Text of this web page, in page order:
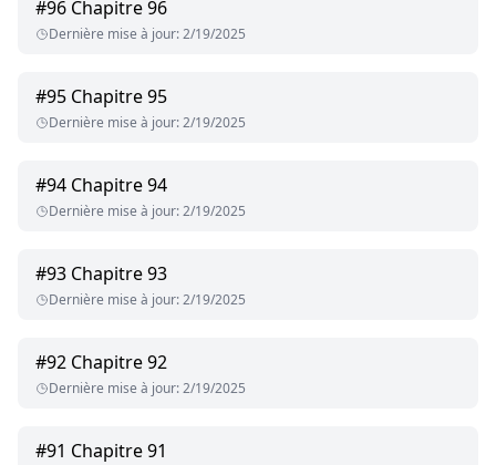
#96 Chapitre 96
Dernière mise à jour:2/19/2025
#95 Chapitre 95
Dernière mise à jour:2/19/2025
#94 Chapitre 94
Dernière mise à jour:2/19/2025
#93 Chapitre 93
Dernière mise à jour:2/19/2025
#92 Chapitre 92
Dernière mise à jour:2/19/2025
#91 Chapitre 91